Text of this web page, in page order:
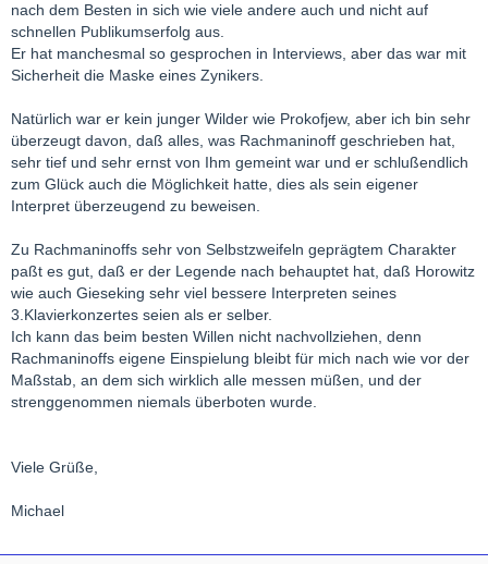
nach dem Besten in sich wie viele andere auch und nicht auf
schnellen Publikumserfolg aus.
Er hat manchesmal so gesprochen in Interviews, aber das war mit
Sicherheit die Maske eines Zynikers.
Natürlich war er kein junger Wilder wie Prokofjew, aber ich bin sehr
überzeugt davon, daß alles, was Rachmaninoff geschrieben hat,
sehr tief und sehr ernst von Ihm gemeint war und er schlußendlich
zum Glück auch die Möglichkeit hatte, dies als sein eigener
Interpret überzeugend zu beweisen.
Zu Rachmaninoffs sehr von Selbstzweifeln geprägtem Charakter
paßt es gut, daß er der Legende nach behauptet hat, daß Horowitz
wie auch Gieseking sehr viel bessere Interpreten seines
3.Klavierkonzertes seien als er selber.
Ich kann das beim besten Willen nicht nachvollziehen, denn
Rachmaninoffs eigene Einspielung bleibt für mich nach wie vor der
Maßstab, an dem sich wirklich alle messen müßen, und der
strenggenommen niemals überboten wurde.
Viele Grüße,
Michael